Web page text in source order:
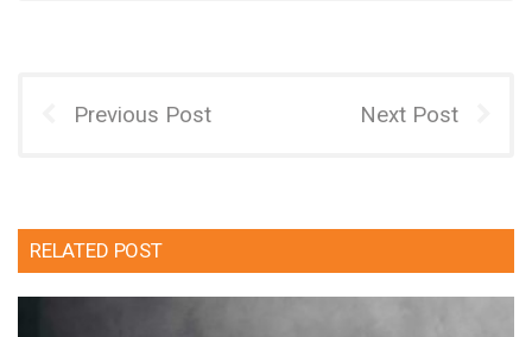
Previous Post Next Post
RELATED POST